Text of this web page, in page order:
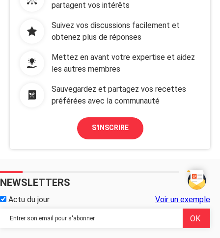
partagent vos intérêts
Suivez vos discussions facilement et
obtenez plus de réponses
Mettez en avant votre expertise et aidez
les autres membres
Sauvegardez et partagez vos recettes
préférées avec la communauté
S'INSCRIRE
NEWSLETTERS
Actu du jour Voir un exemple